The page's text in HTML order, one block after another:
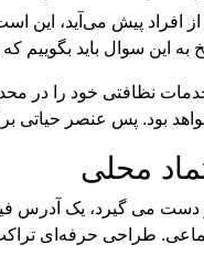
پیش می‌آید، این
به این سوال باید
نظافتی خود را در
خواهد بود. پس عنصر
محلی
می‌ گیرد، یک آدرس
طراحی حرفه‌ای